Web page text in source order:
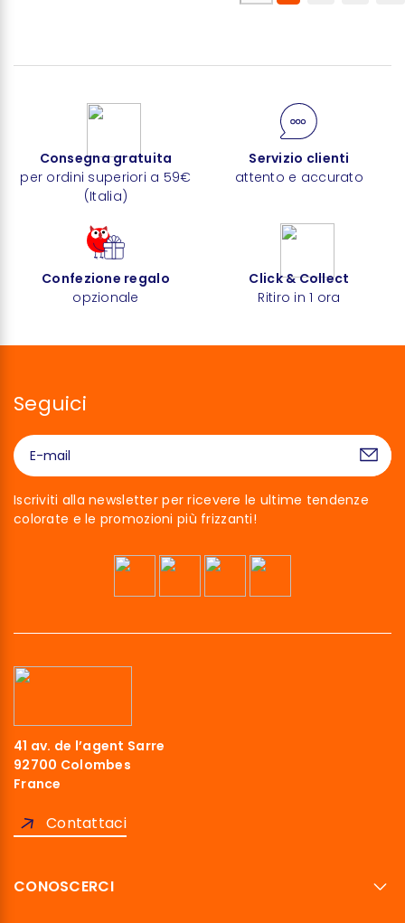
Consegna gratuita
per ordini superiori a 59€
(Italia)
Servizio clienti
attento e accurato
Confezione regalo
opzionale
Click & Collect
Ritiro in 1 ora
Seguici
Iscriviti alla newsletter per ricevere le ultime tendenze
colorate e le promozioni più frizzanti!
41 av. de l’agent Sarre
92700 Colombes
France
Contattaci
CONOSCERCI